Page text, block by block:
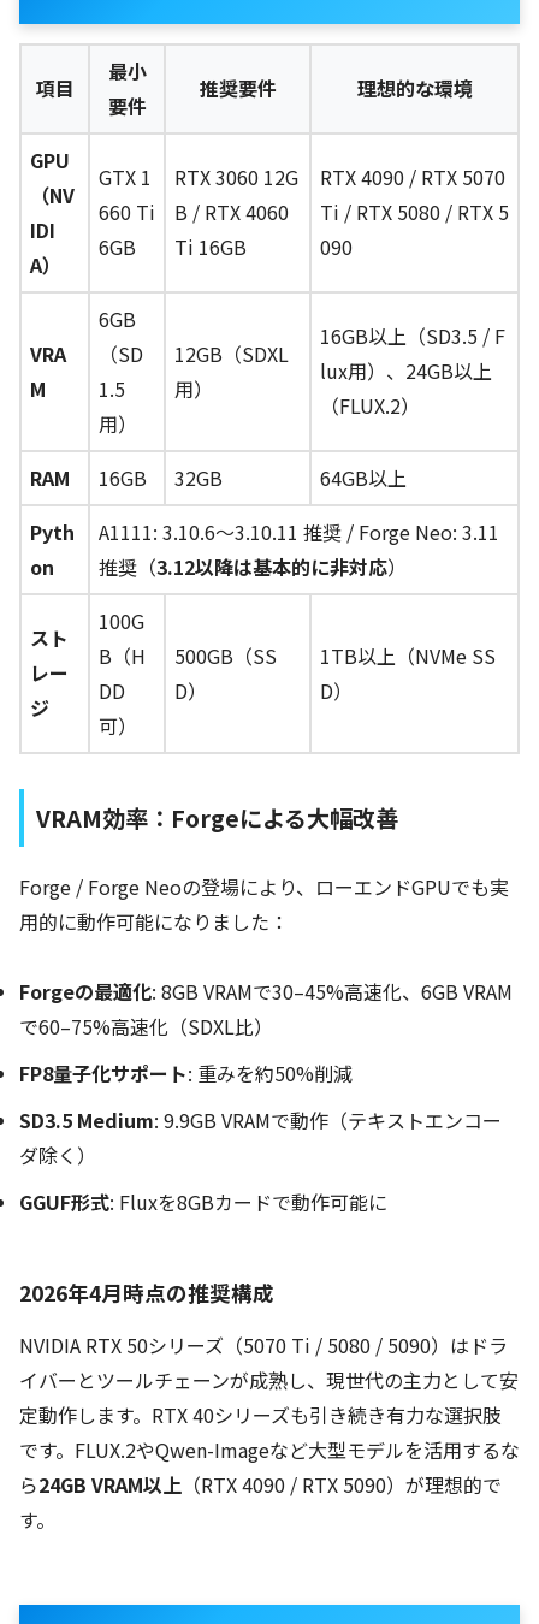
項目
最小
要件
推奨要件 理想的な環境
GPU
（NV
IDI
A）
GTX 1
660 Ti
6GB
RTX 3060 12G
B / RTX 4060
Ti 16GB
RTX 4090 / RTX 5070
Ti / RTX 5080 / RTX 5
090
VRA
M
6GB
（SD
1.5
用）
12GB（SDXL
用）
16GB以上（SD3.5 / F
lux用）、24GB以上
（FLUX.2）
RAM 16GB 32GB
64GB以上
Pyth
on
A1111: 3.10.6〜3.10.11 推奨 / Forge Neo: 3.11
推奨（3.12以降は基本的に非対応）
スト
レー
ジ
100G
B（H
DD
可）
500GB（SS
D）
1TB以上（NVMe SS
D）
VRAM効率：Forgeによる大幅改善
Forge / Forge Neoの登場により、ローエンドGPUでも実
用的に動作可能になりました：
Forgeの最適化: 8GB VRAMで30–45%高速化、6GB VRAM
で60–75%高速化（SDXL比）
FP8量子化サポート: 重みを約50%削減
SD3.5 Medium: 9.9GB VRAMで動作（テキストエンコー
ダ除く）
GGUF形式: Fluxを8GBカードで動作可能に
2026年4月時点の推奨構成
NVIDIA RTX 50シリーズ（5070 Ti / 5080 / 5090）はドラ
イバーとツールチェーンが成熟し、現世代の主力として安
定動作します。RTX 40シリーズも引き続き有力な選択肢
です。FLUX.2やQwen-Imageなど大型モデルを活用するな
ら24GB VRAM以上 （RTX 4090 / RTX 5090）が理想的で
す。